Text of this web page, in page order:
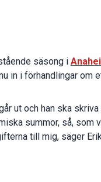
säsong i
in i förhandlingar om
ut och han ska
summor, så, som
till mig, säger